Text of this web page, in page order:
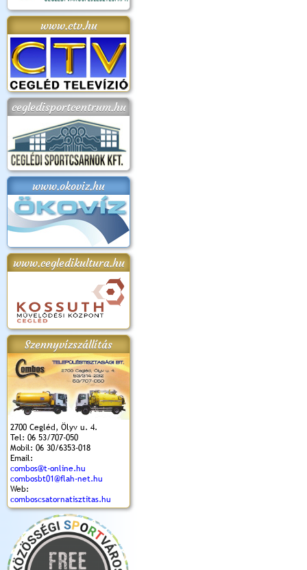
www.ctv.hu
cegledisportcentrum.hu
www.okoviz.hu
www.cegledikultura.hu
Szennyvízszállítás
2700 Cegléd, Ölyv u. 4.
Tel: 06 53/707-050
Mobil: 06 30/6353-018
Email:
combos@t-online.hu
combosbt01@flah-net.hu
Web:
comboscsatornatisztitas.hu
2018.
Kossuth Toborzó
2017.09.22-23.
és Magyarok
Kenyere Program